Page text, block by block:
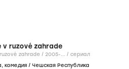
v ruzové zahrade
Ordinace v ruzové zahrade / 2005-... / сериал
, комедия / Чешская Республика